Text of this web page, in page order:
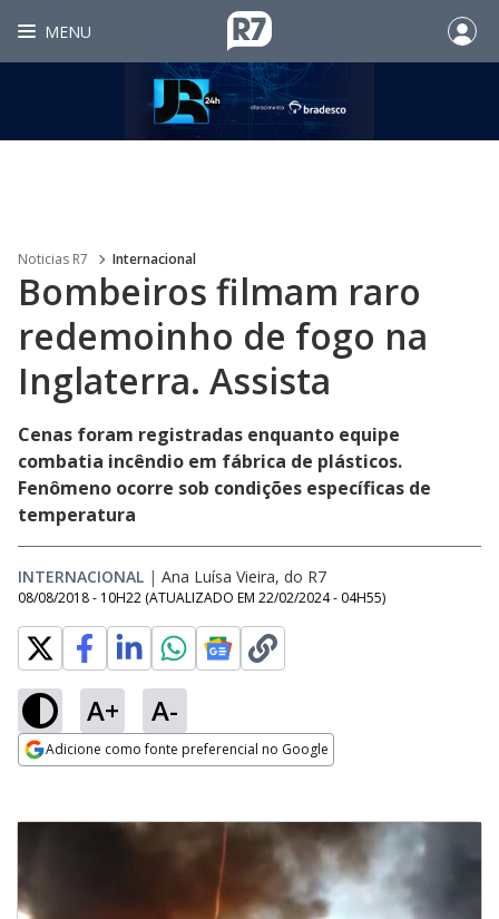
MENU
Noticias R7 Internacional
Bombeiros filmam raro
redemoinho de fogo na
Inglaterra. Assista
Cenas foram registradas enquanto equipe
combatia incêndio em fábrica de plásticos.
Fenômeno ocorre sob condições específicas de
temperatura
INTERNACIONAL | Ana Luísa Vieira, do R7
08/08/2018 - 10H22 (ATUALIZADO EM 22/02/2024 - 04H55)
A+ A-
Adicione como fonte preferencial no Google